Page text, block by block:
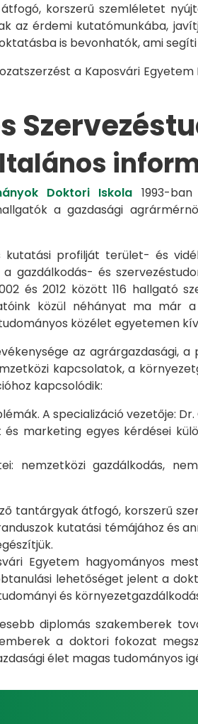
korszerű szemléletet
az érdemi kutatómunkába,
is bevonhatók, ami
a Kaposvári
Doktori Iskola 1993-
a gazdasági
profilját terület- és
gazdálkodás- és
és 2012 között 116
közül néhányat ma már
közélet egyetemen
az agrárgazdasági,
kapcsolatok, a
kapcsolódik:
A specializáció vezetője: Dr.
és marketing egyes kérdései
nemzetközi gazdálkodás,
tantárgyak átfogó, korszerű
kutatási témájához és
Egyetem hagyományos
lehetőséget jelent a
és
diplomás szakemberek
a doktori fokozat
élet magas tudományos